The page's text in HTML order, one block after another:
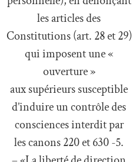
les articles des
Constitutions (art. 28 et 29)
qui imposent une «
ouverture »
aux supérieurs susceptible
d’induire un contrôle des
consciences interdit par
les canons 220 et 630 -5.